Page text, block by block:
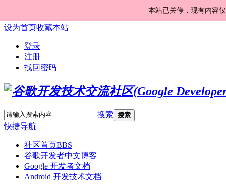
本站已关停，现有内容
设为首页收藏本站
登录
注册
找回密码
搜索 搜索
快捷导航
社区首页BBS
谷歌开发者中文博客
Google 开发者文档
Android 开发技术文档